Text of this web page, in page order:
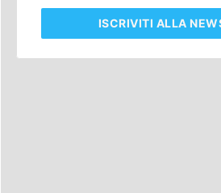
ISCRIVITI ALLA